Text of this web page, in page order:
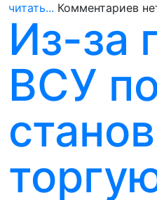
читать... Комментариев
Из-за
ВСУ